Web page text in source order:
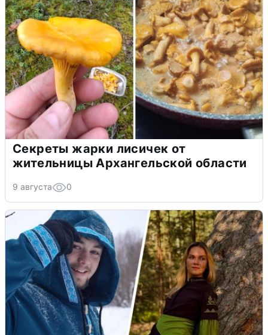
Секреты жарки лисичек от
жительницы Архангельской области
9 августа 0